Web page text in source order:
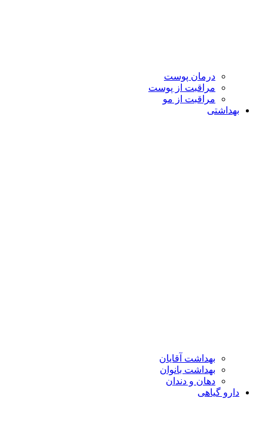
درمان پوست
مراقبت از پوست
مراقبت از مو
بهداشتی
بهداشت آقایان
بهداشت بانوان
دهان و دندان
دارو گیاهی